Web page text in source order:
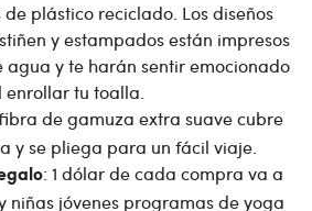
plástico reciclado. Los diseños
y estampados están impresos
agua y te harán sentir emocionado
enrollar tu toalla.
de gamuza extra suave cubre
y se pliega para un fácil viaje.
: 1 dólar de cada compra va a
niñas jóvenes programas de yoga